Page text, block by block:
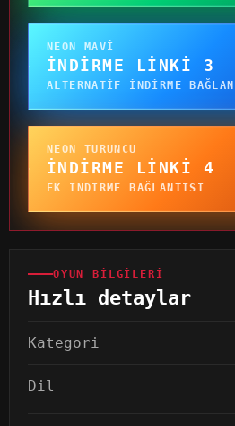
NEON MAVI
İNDIRME LINKI 3
ALTERNATIF INDIRME
NEON TURUNCU
İNDIRME LINKI 4
EK INDIRME BAĞLANTISI
OYUN BILGILERI
Hızlı detaylar
Kategori
Dil